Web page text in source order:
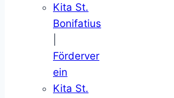
Kita St.
Bonifatius
Förderver
ein
Kita St.